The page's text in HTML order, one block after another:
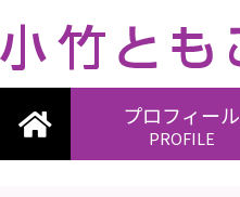
プロフィール
PROFILE